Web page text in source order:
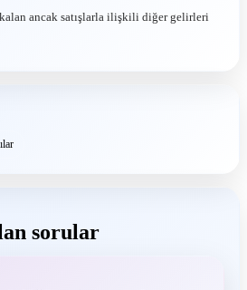
kalan ancak satışlarla ilişkili diğer gelirleri
sorular